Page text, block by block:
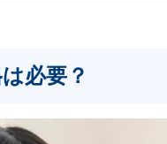
必要？